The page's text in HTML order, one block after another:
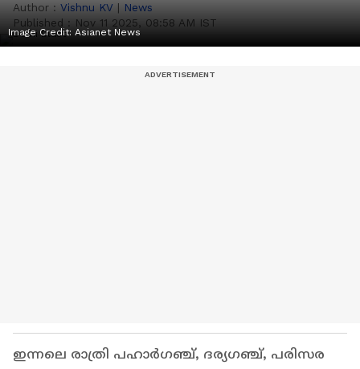
Author : Vishnu KV | News
Published : Nov 11 2025, 08:58 AM IST
Image Credit: Asianet News
ഇന്നലെ രാത്രി പഹാർഗഞ്ച്, ദര്യഗഞ്ച്, പരിസര